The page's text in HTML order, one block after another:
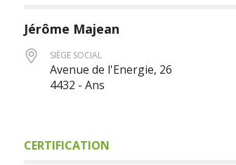
Jérôme Majean
SIÈGE SOCIAL
Avenue de l'Energie, 26
4432 - Ans
CERTIFICATION